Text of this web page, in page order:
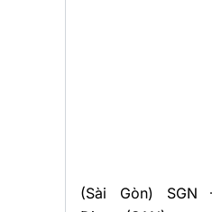
(Sài Gòn) SGN